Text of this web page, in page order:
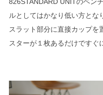
826STANDARD UNITのベン
ルとしてはかなり低い方とな
スラット部分に直接カップを
スターが１枚あるだけですぐ